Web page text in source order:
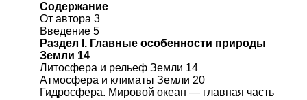
Содержание
От автора 3
Введение 5
Раздел I. Главные особенности природы
Земли 14
Литосфера и рельеф Земли 14
Атмосфера и климаты Земли 20
Гидросфера. Мировой океан — главная часть